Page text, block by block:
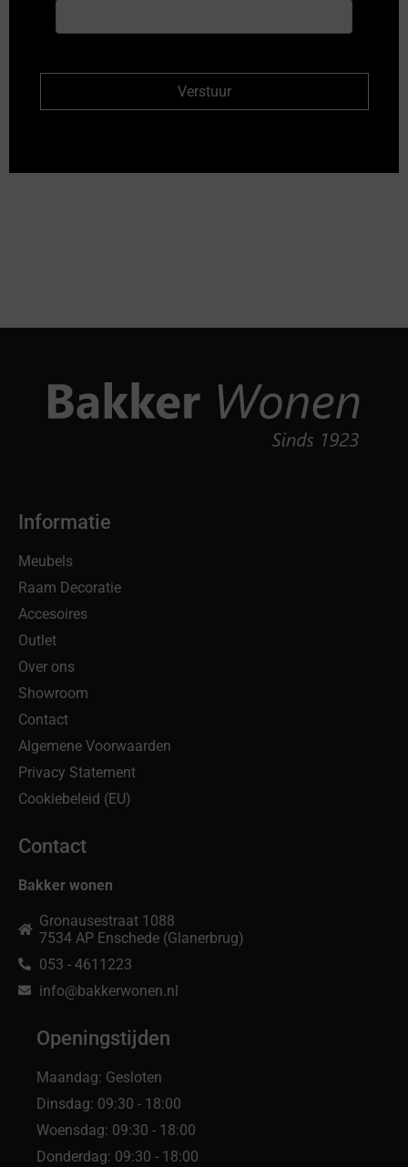
Verstuur
Informatie
Meubels
Raam Decoratie
Accesoires
Outlet
Over ons
Showroom
Contact
Algemene Voorwaarden
Privacy Statement
Cookiebeleid (EU)
Contact
Bakker wonen
Gronausestraat 1088
7534 AP Enschede (Glanerbrug)
053 - 4611223
info@bakkerwonen.nl
Openingstijden
Maandag: Gesloten
Dinsdag: 09:30 - 18:00
Woensdag: 09:30 - 18:00
Donderdag: 09:30 - 18:00